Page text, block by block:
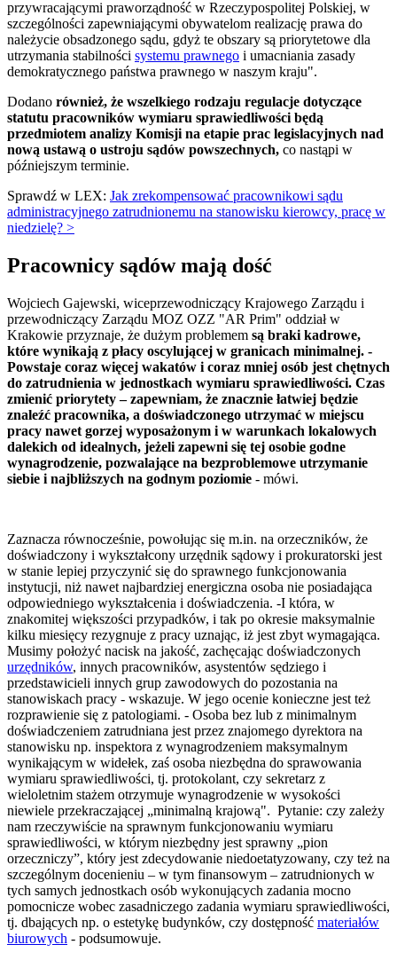
przywracającymi praworządność w Rzeczypospolitej Polskiej, w
szczególności zapewniającymi obywatelom realizację prawa do
należycie obsadzonego sądu, gdyż te obszary są priorytetowe dla
utrzymania stabilności systemu prawnego i umacniania zasady
demokratycznego państwa prawnego w naszym kraju".
Dodano również, że wszelkiego rodzaju regulacje dotyczące
statutu pracowników wymiaru sprawiedliwości będą
przedmiotem analizy Komisji na etapie prac legislacyjnych nad
nową ustawą o ustroju sądów powszechnych, co nastąpi w
późniejszym terminie.
Sprawdź w LEX: Jak zrekompensować pracownikowi sądu
administracyjnego zatrudnionemu na stanowisku kierowcy, pracę w
niedzielę? >
Pracownicy sądów mają dość
Wojciech Gajewski, wiceprzewodniczący Krajowego Zarządu i
przewodniczący Zarządu MOZ OZZ "AR Prim" oddział w
Krakowie przyznaje, że dużym problemem są braki kadrowe,
które wynikają z płacy oscylującej w granicach minimalnej. -
Powstaje coraz więcej wakatów i coraz mniej osób jest chętnych
do zatrudnienia w jednostkach wymiaru sprawiedliwości. Czas
zmienić priorytety – zapewniam, że znacznie łatwiej będzie
znaleźć pracownika, a doświadczonego utrzymać w miejscu
pracy nawet gorzej wyposażonym i w warunkach lokalowych
dalekich od idealnych, jeżeli zapewni się tej osobie godne
wynagrodzenie, pozwalające na bezproblemowe utrzymanie
siebie i najbliższych na godnym poziomie - mówi.
Zaznacza równocześnie, powołując się m.in. na orzeczników, że
doświadczony i wykształcony urzędnik sądowy i prokuratorski jest
w stanie lepiej przyczynić się do sprawnego funkcjonowania
instytucji, niż nawet najbardziej energiczna osoba nie posiadająca
odpowiedniego wykształcenia i doświadczenia. -I która, w
znakomitej większości przypadków, i tak po okresie maksymalnie
kilku miesięcy rezygnuje z pracy uznając, iż jest zbyt wymagająca.
Musimy położyć nacisk na jakość, zachęcając doświadczonych
urzędników, innych pracowników, asystentów sędziego i
przedstawicieli innych grup zawodowych do pozostania na
stanowiskach pracy - wskazuje. W jego ocenie konieczne jest też
rozprawienie się z patologiami. - Osoba bez lub z minimalnym
doświadczeniem zatrudniana jest przez znajomego dyrektora na
stanowisku np. inspektora z wynagrodzeniem maksymalnym
wynikającym w widełek, zaś osoba niezbędna do sprawowania
wymiaru sprawiedliwości, tj. protokolant, czy sekretarz z
wieloletnim stażem otrzymuje wynagrodzenie w wysokości
niewiele przekraczającej „minimalną krajową". Pytanie: czy zależy
nam rzeczywiście na sprawnym funkcjonowaniu wymiaru
sprawiedliwości, w którym niezbędny jest sprawny „pion
orzeczniczy”, który jest zdecydowanie niedoetatyzowany, czy też na
szczególnym docenieniu – w tym finansowym – zatrudnionych w
tych samych jednostkach osób wykonujących zadania mocno
pomocnicze wobec zasadniczego zadania wymiaru sprawiedliwości,
tj. dbających np. o estetykę budynków, czy dostępność materiałów
biurowych - podsumowuje.